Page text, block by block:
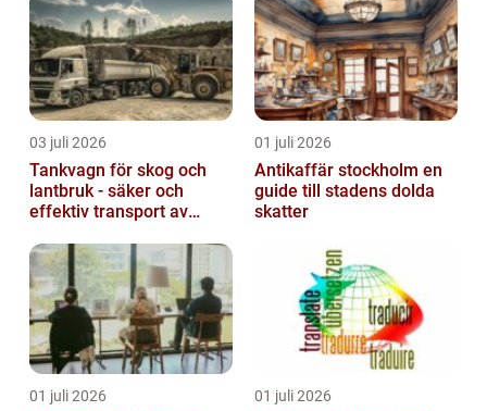
03 juli 2026
Tankvagn för skog och
lantbruk - säker och
effektiv transport av
01 juli 2026
Antikaffär stockholm en
guide till stadens dolda
skatter
01 juli 2026 01 juli 2026